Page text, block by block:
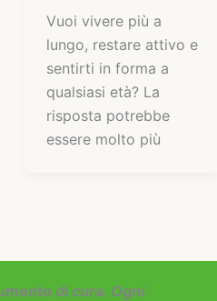
Vuoi vivere più a
lungo, restare attivo e
sentirti in forma a
qualsiasi età? La
risposta potrebbe
essere molto più
di cura. Ogni